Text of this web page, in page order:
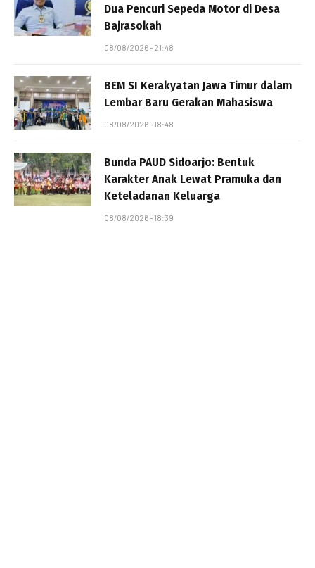
Dua Pencuri Sepeda Motor di Desa
Bajrasokah
08/08/2026 - 21:48
BEM SI Kerakyatan Jawa Timur dalam
Lembar Baru Gerakan Mahasiswa
08/08/2026 - 18:48
Bunda PAUD Sidoarjo: Bentuk
Karakter Anak Lewat Pramuka dan
Keteladanan Keluarga
08/08/2026 - 18:39